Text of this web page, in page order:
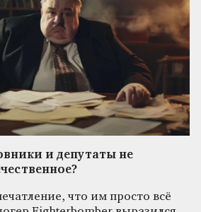
и депутаты не
что им просто всё